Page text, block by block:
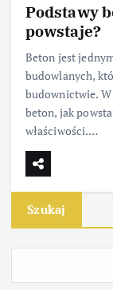
Podstawy
powstaje?
Beton jest
budowlanych,
budownictwie.
beton, jak
właściwości.…
Szukaj